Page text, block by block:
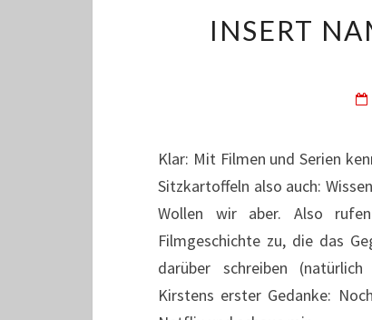
INSERT
Klar: Mit Filmen und Serien
Sitzkartoffeln also auch:
Wollen wir aber. Also
Filmgeschichte zu, die das
darüber schreiben
Kirstens erster Gedanke: